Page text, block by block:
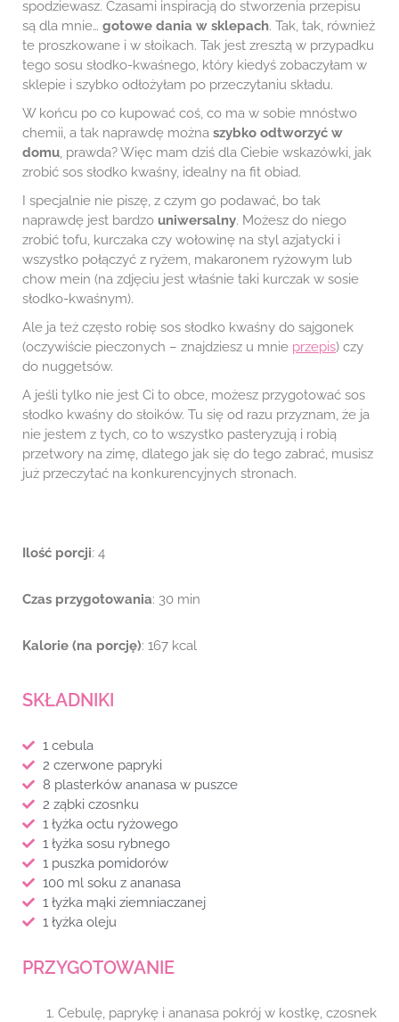
spodziewasz. Czasami inspiracją do stworzenia przepisu
są dla mnie… gotowe dania w sklepach. Tak, tak, również
te proszkowane i w słoikach. Tak jest zresztą w przypadku
tego sosu słodko-kwaśnego, który kiedyś zobaczyłam w
sklepie i szybko odłożyłam po przeczytaniu składu.
W końcu po co kupować coś, co ma w sobie mnóstwo
chemii, a tak naprawdę można szybko odtworzyć w
domu , prawda? Więc mam dziś dla Ciebie wskazówki, jak
zrobić sos słodko kwaśny, idealny na fit obiad.
I specjalnie nie piszę, z czym go podawać, bo tak
naprawdę jest bardzo uniwersalny. Możesz do niego
zrobić tofu, kurczaka czy wołowinę na styl azjatycki i
wszystko połączyć z ryżem, makaronem ryżowym lub
chow mein (na zdjęciu jest właśnie taki kurczak w sosie
słodko-kwaśnym).
Ale ja też często robię sos słodko kwaśny do sajgonek
(oczywiście pieczonych – znajdziesz u mnie przepis) czy
do nuggetsów.
A jeśli tylko nie jest Ci to obce, możesz przygotować sos
słodko kwaśny do słoików. Tu się od razu przyznam, że ja
nie jestem z tych, co to wszystko pasteryzują i robią
przetwory na zimę, dlatego jak się do tego zabrać, musisz
już przeczytać na konkurencyjnych stronach.
Ilość porcji: 4
Czas przygotowania: 30 min
Kalorie (na porcję): 167 kcal
SKŁADNIKI
1 cebula
2 czerwone papryki
8 plasterków ananasa w puszce
2 ząbki czosnku
1 łyżka octu ryżowego
1 łyżka sosu rybnego
1 puszka pomidorów
100 ml soku z ananasa
1 łyżka mąki ziemniaczanej
1 łyżka oleju
PRZYGOTOWANIE
Cebulę, paprykę i ananasa pokrój w kostkę, czosnek